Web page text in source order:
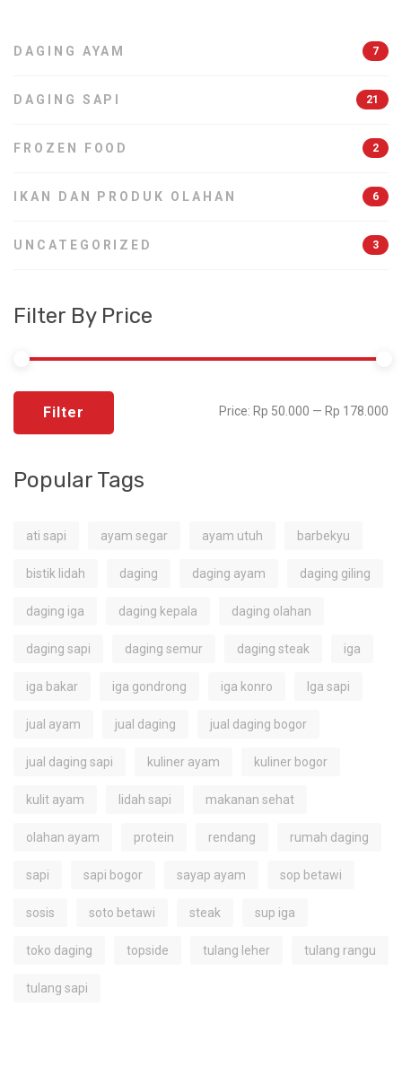
DAGING AYAM 7
DAGING SAPI 21
FROZEN FOOD 2
IKAN DAN PRODUK OLAHAN 6
UNCATEGORIZED 3
Filter By Price
Filter Price: Rp 50.000 — Rp 178.000
Popular Tags
ati sapi ayam segar ayam utuh barbekyu
bistik lidah daging daging ayam daging giling
daging iga daging kepala daging olahan
daging sapi daging semur daging steak iga
iga bakar iga gondrong iga konro Iga sapi
jual ayam jual daging jual daging bogor
jual daging sapi kuliner ayam kuliner bogor
kulit ayam lidah sapi makanan sehat
olahan ayam protein rendang rumah daging
sapi sapi bogor sayap ayam sop betawi
sosis soto betawi steak sup iga
toko daging topside tulang leher tulang rangu
tulang sapi